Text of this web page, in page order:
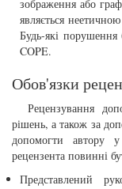
зображення або
являється
Будь-які порушення
COPE.
Обов'язки
Рецензування
рішень, а також за
допомогти автору
рецензента повинні
Представлений